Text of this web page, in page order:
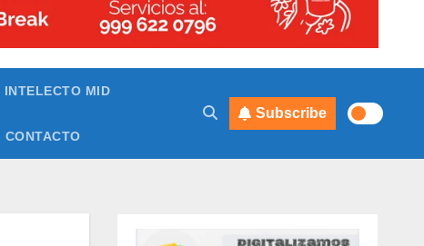
INTELECTO MID
CONTACTO
Subscribe